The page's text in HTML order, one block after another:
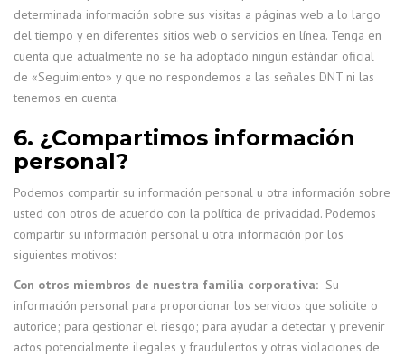
determinada información sobre sus visitas a páginas web a lo largo
del tiempo y en diferentes sitios web o servicios en línea. Tenga en
cuenta que actualmente no se ha adoptado ningún estándar oficial
de «Seguimiento» y que no respondemos a las señales DNT ni las
tenemos en cuenta.
6. ¿Compartimos información
personal?
Podemos compartir su información personal u otra información sobre
usted con otros de acuerdo con la política de privacidad. Podemos
compartir su información personal u otra información por los
siguientes motivos:
Con otros miembros de nuestra familia corporativa: Su
información personal para proporcionar los servicios que solicite o
autorice; para gestionar el riesgo; para ayudar a detectar y prevenir
actos potencialmente ilegales y fraudulentos y otras violaciones de